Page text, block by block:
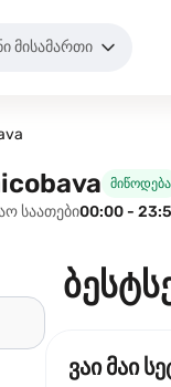
მისამართი
მიწოდება
საათები00:00 -
ვაი მაი